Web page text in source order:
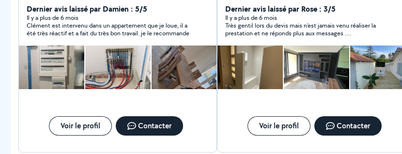
adoucisseur , Clim , cheminée chaudière fioul gaz
électrique
Dernier avis laissé par Damien : 5/5
Il y a plus de 6 mois
Clément est intervenu dans un appartement que je loue, il a
été très réactif et a fait du très bon travail. je le recommande
Voir le profil Contacter
l'électricité, le carrelage, etc. Je peut également
intervenir dans la rénovation et l'entretien des
extérieurs de votre habitat.
Dernier avis laissé par Rose : 3/5
Il y a plus de 6 mois
Très gentil lors du devis mais n’est jamais venu réaliser la
prestation et ne réponds plus aux messages ….
Voir le profil Contacter